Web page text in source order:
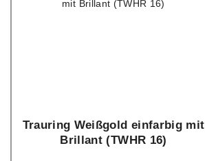
Trauring Weißgold einfarbig mit
Brillant (TWHR 16)